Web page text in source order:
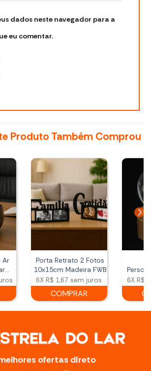
dados neste navegador para a
eu comentar.
Produto Também Comprou
Ar
Porta Retrato 2 Fotos
10x15cm Madeira FWB
6XR$ 1,67 sem juros
COMPRAR
Ball
6XR$
ofertas direto